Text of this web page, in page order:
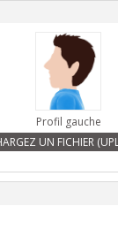
Profil gauche